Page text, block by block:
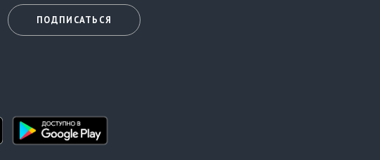
ПОДПИСАТЬСЯ